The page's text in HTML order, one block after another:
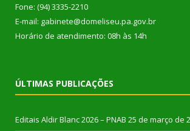
Fone: (94) 3335-2210
E-mail: gabinete@domeliseu.pa.gov.br
Horário de atendimento: 08h às 14h
ÚLTIMAS PUBLICAÇÕES
Editais Aldir Blanc 2026 – PNAB 25 de março de